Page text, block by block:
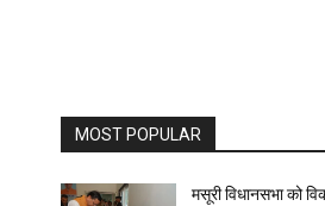
MOST POPULAR
मसूरी विधानसभा को